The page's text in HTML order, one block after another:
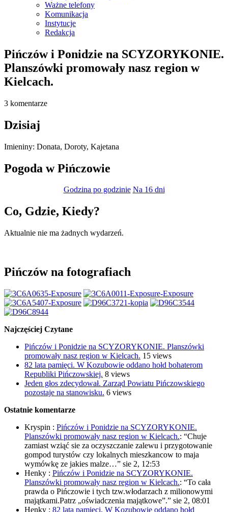
Ważne telefony
Komunikacja
Instytucje
Redakcja
Pińczów i Ponidzie na SCYZORYKONIE.
Planszówki promowały nasz region w
Kielcach.
3 komentarze
Dzisiaj
Imieniny: Donata, Doroty, Kajetana
Pogoda w Pińczowie
Godzina po godzinie Na 16 dni
Co, Gdzie, Kiedy?
Aktualnie nie ma żadnych wydarzeń.
Pińczów na fotografiach
Najczęściej Czytane
Pińczów i Ponidzie na SCYZORYKONIE. Planszówki
promowały nasz region w Kielcach. 15 views
82 lata pamięci. W Kozubowie oddano hołd bohaterom
Republiki Pińczowskiej. 8 views
Jeden głos zdecydował. Zarząd Powiatu Pińczowskiego
pozostaje na stanowisku. 6 views
Ostatnie komentarze
Kryspin : Pińczów i Ponidzie na SCYZORYKONIE.
Planszówki promowały nasz region w Kielcach.: “Chuje
zamiast wziąć sie za oczyszczanie zalewu i przygotowanie
gompod turystów czy lokalnych mieszkancow to maja
wymówkę ze jakies malze…” sie 2, 12:53
Henky : Pińczów i Ponidzie na SCYZORYKONIE.
Planszówki promowały nasz region w Kielcach.: “To cała
prawda o Pińczowie i tych tzw.włodarzach z milionowymi
majątkami.Patrz „oświadczenia majątkowe”.” sie 2, 08:01
Henky : 82 lata pamięci. W Kozubowie oddano hołd